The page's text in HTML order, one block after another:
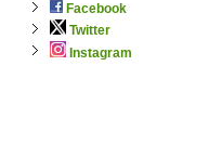
Facebook
Twitter
Instagram